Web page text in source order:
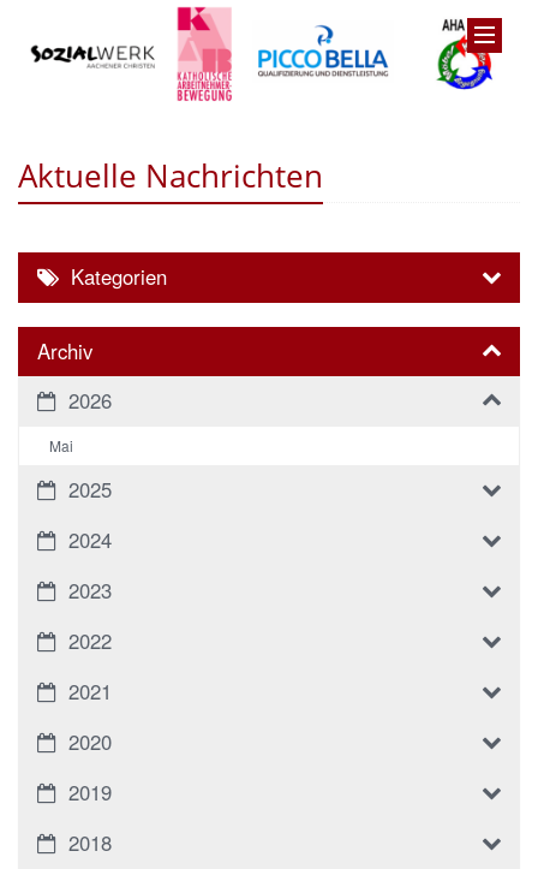
Aktuelle Nachrichten
Kategorien
Archiv
2026
Mai
2025
2024
2023
2022
2021
2020
2019
2018